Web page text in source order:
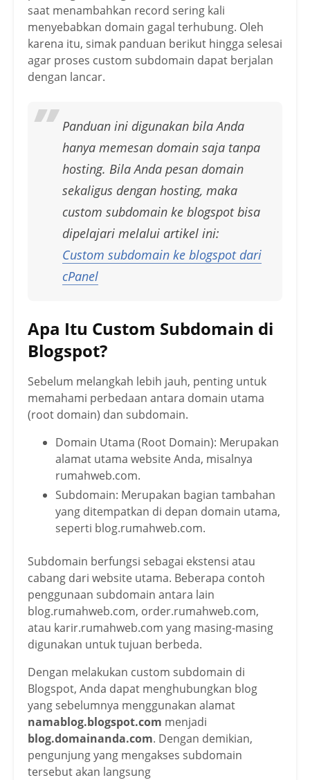
saat menambahkan record sering kali
menyebabkan domain gagal terhubung. Oleh
karena itu, simak panduan berikut hingga selesai
agar proses custom subdomain dapat berjalan
dengan lancar.
Panduan ini digunakan bila Anda
hanya memesan domain saja tanpa
hosting. Bila Anda pesan domain
sekaligus dengan hosting, maka
custom subdomain ke blogspot bisa
dipelajari melalui artikel ini:
Custom subdomain ke blogspot dari
cPanel
Apa Itu Custom Subdomain di
Blogspot?
Sebelum melangkah lebih jauh, penting untuk
memahami perbedaan antara domain utama
(root domain) dan subdomain.
Domain Utama (Root Domain): Merupakan
alamat utama website Anda, misalnya
rumahweb.com.
Subdomain: Merupakan bagian tambahan
yang ditempatkan di depan domain utama,
seperti blog.rumahweb.com.
Subdomain berfungsi sebagai ekstensi atau
cabang dari website utama. Beberapa contoh
penggunaan subdomain antara lain
blog.rumahweb.com, order.rumahweb.com,
atau karir.rumahweb.com yang masing-masing
digunakan untuk tujuan berbeda.
Dengan melakukan custom subdomain di
Blogspot, Anda dapat menghubungkan blog
yang sebelumnya menggunakan alamat
namablog.blogspot.com menjadi
blog.domainanda.com. Dengan demikian,
pengunjung yang mengakses subdomain
tersebut akan langsung